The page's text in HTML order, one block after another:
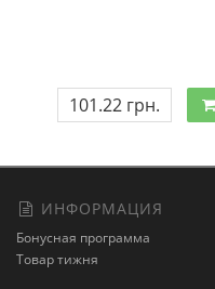
101.22 грн.
ИНФОРМАЦИЯ
Бонусная программа
Товар тижня